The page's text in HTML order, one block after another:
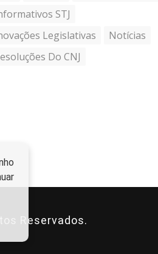
STJ
Legislativas
Notícias
Do CNJ
Reservados.